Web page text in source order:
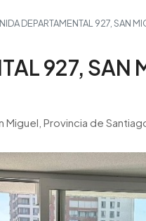
DEPARTAMENTAL 927, SAN
927, SAN
Miguel, Provincia de